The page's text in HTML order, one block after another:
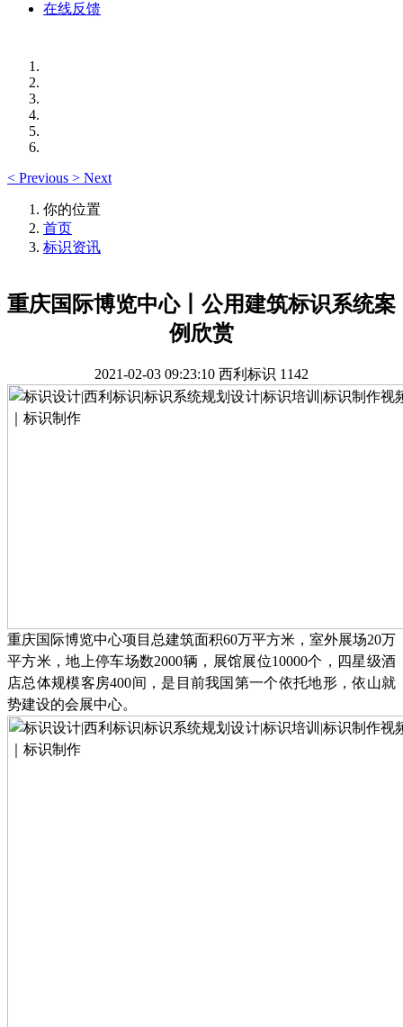
在线反馈
< Previous > Next
你的位置
首页
标识资讯
重庆国际博览中心丨公用建筑标识系统案
例欣赏
2021-02-03 09:23:10 西利标识 1142
重庆国际博览中心项目总建筑面积60万平方米，室外展场20万
平方米，地上停车场数2000辆，展馆展位10000个，四星级酒
店总体规模客房400间，是目前我国第一个依托地形，依山就
势建设的会展中心。